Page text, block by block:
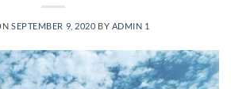
SEPTEMBER 9, 2020 BY ADMIN 1